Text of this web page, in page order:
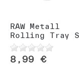
RAW Metall
Rolling Tray S
8,99 €